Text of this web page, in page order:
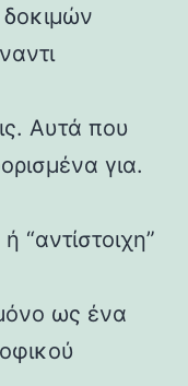
Αυτά που
για.
“αντίστοιχη”
ως ένα